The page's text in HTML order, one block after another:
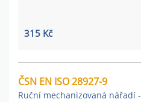
315 Kč
ČSN EN ISO 28927-9
Ruční mechanizovaná nářadí -